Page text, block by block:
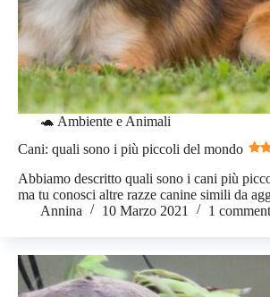
🐢 Ambiente e Animali
Cani: quali sono i più piccoli del mondo
Abbiamo descritto quali sono i cani più
ma tu conosci altre razze canine simili da
Annina
10 Marzo 2021 1